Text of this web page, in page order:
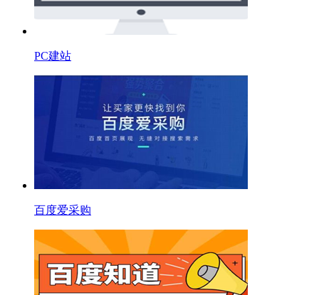
PC建站
百度爱采购